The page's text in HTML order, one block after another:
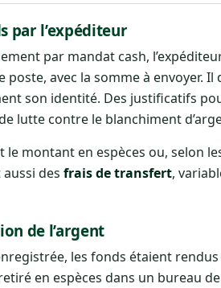
par l’expéditeur
par mandat cash,
poste, avec la somme à envoyer.
son identité. Des justificatifs
lutte contre le blanchiment
le montant en espèces ou, selon
des frais de transfert,
de l’argent
les fonds étaient
en espèces dans un bureau